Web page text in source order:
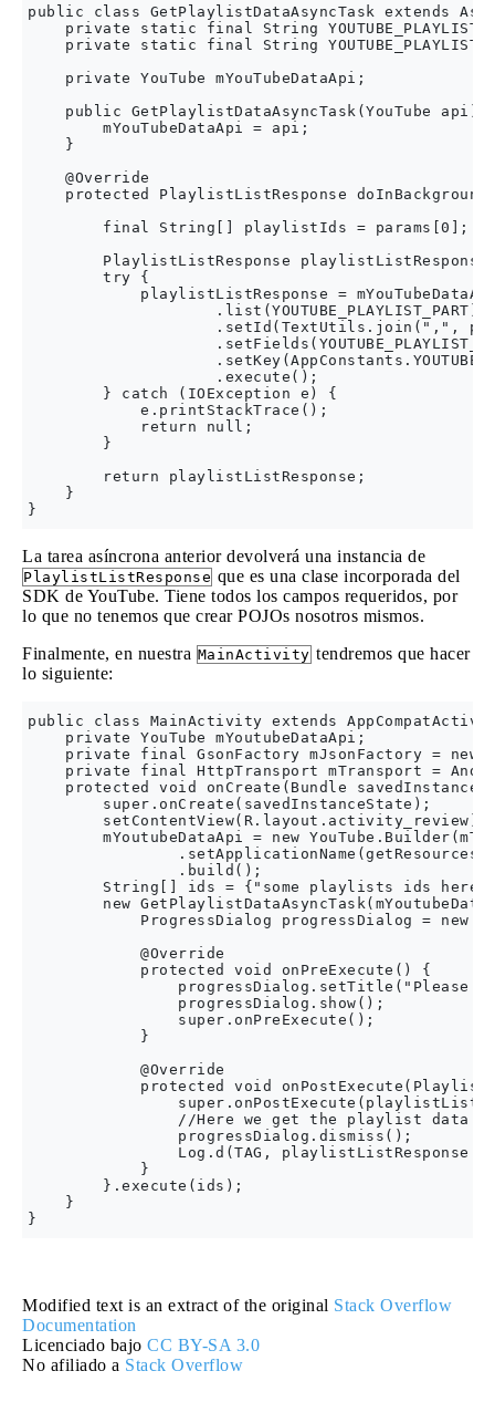
public class GetPlaylistDataAsyncTask extends
private static final String
private static final String
    private YouTube mYouTubeDataApi;
public GetPlaylistDataAsyncTask(YouTube api)
        mYouTubeDataApi = api;
    }
    @Override
protected PlaylistListResponse
        final String[] playlistIds = params[0];
PlaylistListResponse
        try {
playlistListResponse =
                    .list(YOUTUBE_PLAYLIST_PART)
.setId(TextUtils.join(",",
                    .execute();
        } catch (IOException e) {
            e.printStackTrace();
            return null;
        }
        return playlistListResponse;
    }
La tarea asíncrona anterior devolverá una instancia de
PlaylistListResponse que es una clase incorporada del
SDK de YouTube. Tiene todos los campos requeridos, por
lo que no tenemos que crear POJOs nosotros mismos.
Finalmente, en nuestra MainActivity tendremos que hacer
lo siguiente:
public class MainActivity extends
    private YouTube mYoutubeDataApi;
private final GsonFactory mJsonFactory = new
private final HttpTransport mTransport =
protected void onCreate(Bundle
        super.onCreate(savedInstanceState);
        setContentView(R.layout.activity_review);
mYoutubeDataApi = new
                .build();
String[] ids = {"some playlists ids here
new
ProgressDialog progressDialog = new
            @Override
            protected void onPreExecute() {
progressDialog.setTitle("Please
                progressDialog.show();
                super.onPreExecute();
            }
            @Override
protected void
                //Here we get the playlist data
                progressDialog.dismiss();
Log.d(TAG,
            }
        }.execute(ids);
    }
Modified text is an extract of the original Stack Overflow
Documentation
Licenciado bajo CC BY-SA 3.0
No afiliado a Stack Overflow